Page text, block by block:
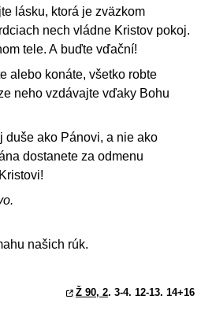
lásku, ktorá je zväzkom
nech vládne Kristov pokoj.
tele. A buďte vďační!
alebo konáte, všetko robte
neho vzdávajte vďaky Bohu
duše ako Pánovi, a nie ako
dostanete za odmenu
našich rúk.
Ž 90, 2. 3-4. 12-13. 14+16